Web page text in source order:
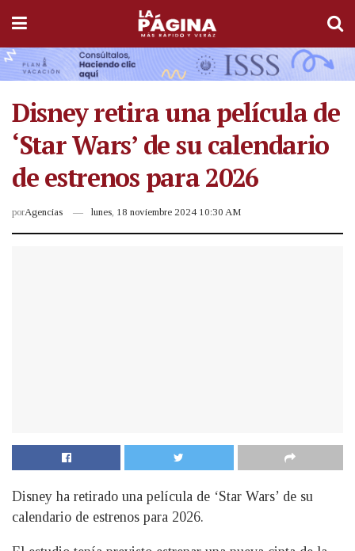
Disney retira una película de
‘Star Wars’ de su calendario
de estrenos para 2026
porAgencias lunes, 18 noviembre 2024 10:30 AM
Disney ha retirado una película de ‘Star Wars’ de su
calendario de estrenos para 2026.